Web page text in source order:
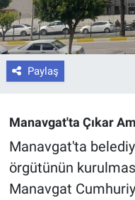
Paylaş
Manavgat'ta Çıkar
Manavgat'ta
örgütünün
Manavgat